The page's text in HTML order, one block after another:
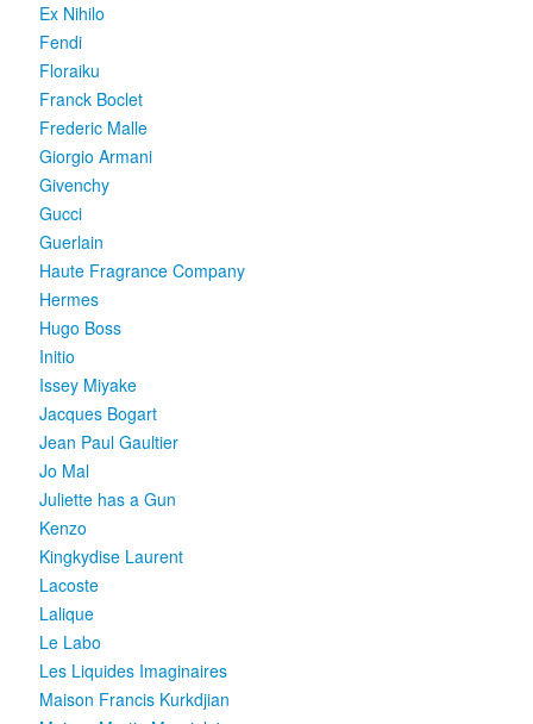
Ex Nihilo
Fendi
Floraiku
Franck Boclet
Frederic Malle
Giorgio Armani
Givenchy
Gucci
Guerlain
Haute Fragrance Company
Hermes
Hugo Boss
Initio
Issey Miyake
Jacques Bogart
Jean Paul Gaultier
Jo Mal
Juliette has a Gun
Kenzo
Kingkydise Laurent
Lacoste
Lalique
Le Labo
Les Liquides Imaginaires
Maison Francis Kurkdjian